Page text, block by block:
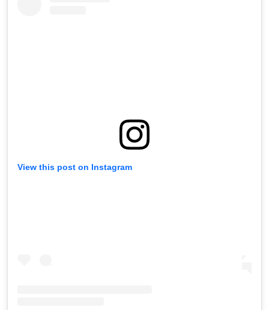
View this post on Instagram